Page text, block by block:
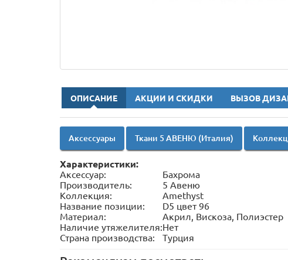
ОПИСАНИЕ АКЦИИ И СКИДКИ ВЫЗОВ
Аксессуары Ткани 5 АВЕНЮ (Италия)
Характеристики:
Аксессуар:
Бахрома
Производитель:
5 Авеню
Коллекция:
Amethyst
Название позиции:
D5 цвет 96
Материал:
Акрил, Вискоза, Полиэстер
Наличие утяжелителя:Нет
Страна производства:
Турция